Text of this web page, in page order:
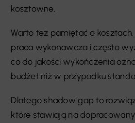
kosztowne.
Warto też pamiętać o
praca wykonawcza i często
co do jakości wykończenia
budżet niż w przypadku
Dlatego shadow gap to
które stawiają na